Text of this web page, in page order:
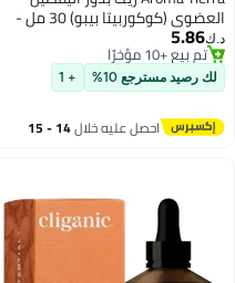
العضوي (كوكوربيتا بيبو) 30 مل -
معصور على البارد غير مكرر - لنمو
الشعر، الت thinning، البشرة، الوجه،
التدليك
د.ك‏5.86
تم بيع +10 مؤخرًا
تم بيع +10 مؤخرًا
لك رصيد مسترجع 10% + 1
احصل عليه خلال 14 - 15